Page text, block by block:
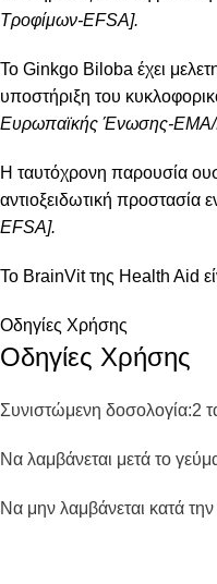
Τροφίμων-EFSA].
Το Ginkgo Biloba έχει
υποστήριξη του
Ευρωπαϊκής Ένωσης-ΕΜΑ/
Η ταυτόχρονη παρουσία
αντιοξειδωτική προστασία
EFSA].
Το BrainVit της Health Aid
Οδηγίες Χρήσης
Οδηγίες Χρήσης
Συνιστώμενη δοσολογία:2
Να λαμβάνεται μετά το
Να μην λαμβάνεται κατά